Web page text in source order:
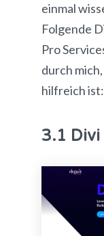
einmal
Folgende
Pro
durch
hilfreich ist:
3.1